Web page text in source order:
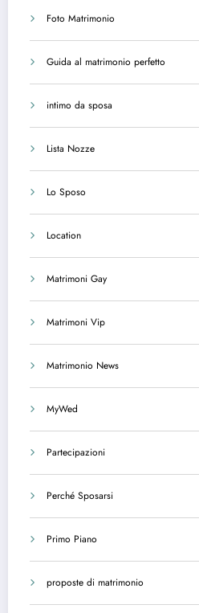
Foto Matrimonio
Guida al matrimonio perfetto
intimo da sposa
Lista Nozze
Lo Sposo
Location
Matrimoni Gay
Matrimoni Vip
Matrimonio News
MyWed
Partecipazioni
Perché Sposarsi
Primo Piano
proposte di matrimonio